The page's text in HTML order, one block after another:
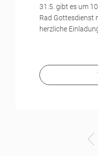
31.5. gibt es um
Rad Gottesdienst
herzliche